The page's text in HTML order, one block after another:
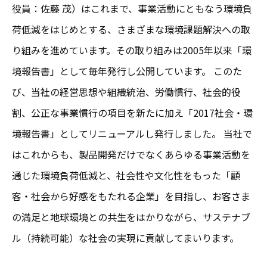
役員：佐藤 茂）はこれまで、事業活動にともなう環境負
荷低減をはじめとする、さまざまな環境課題解決への取
り組みを進めています。その取り組みは2005年以来「環
境報告書」として毎年発行し公開しています。 このた
び、当社の経営思想や組織統治、労働慣行、社会的役
割、公正な事業慣行の項目を新たに加え「2017社会・環
境報告書」としてリニューアルし発行しました。 当社で
はこれからも、製品開発だけでなくあらゆる事業活動を
通じた環境負荷低減と、社会性や文化性をもった「顧
客・社会から好感をもたれる企業」を目指し、お客さま
の満足と地球環境との共生をはかりながら、サステナブ
ル（持続可能）な社会の実現に貢献してまいります。